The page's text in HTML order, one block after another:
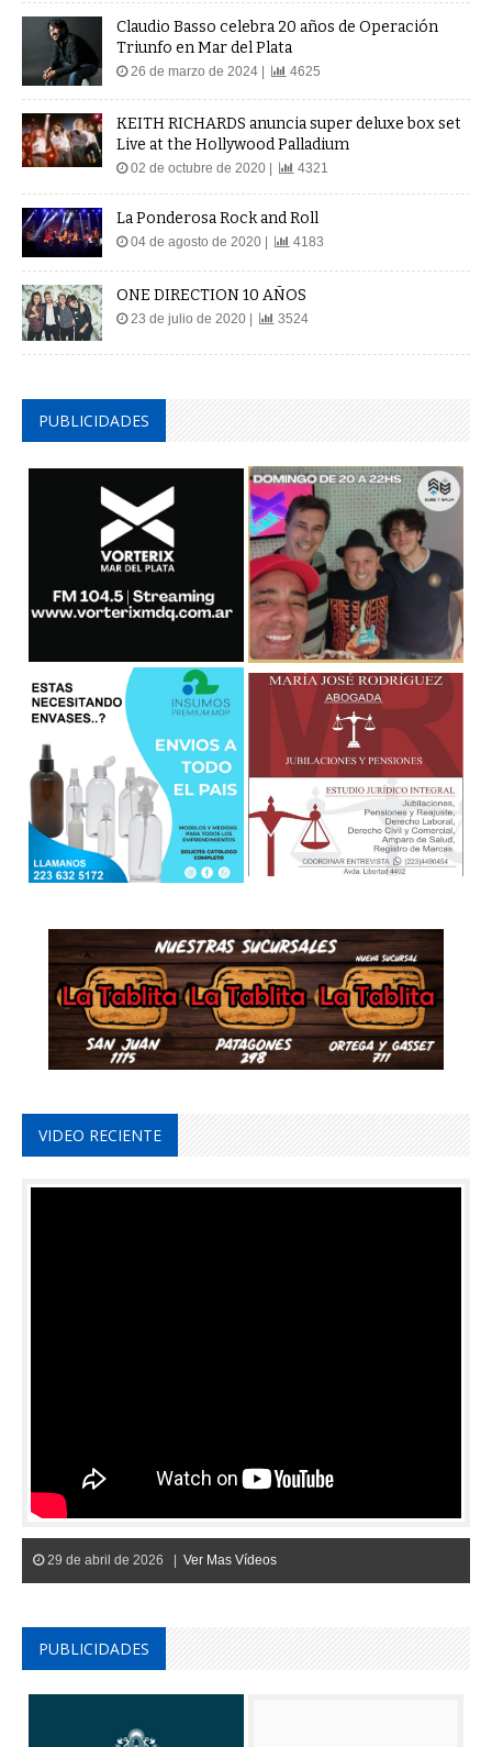
Claudio Basso celebra 20 años de Operación
Triunfo en Mar del Plata
26 de marzo de 2024 | 4625
KEITH RICHARDS anuncia super deluxe box set
Live at the Hollywood Palladium
02 de octubre de 2020 | 4321
La Ponderosa Rock and Roll
04 de agosto de 2020 | 4183
ONE DIRECTION 10 AÑOS
23 de julio de 2020 | 3524
PUBLICIDADES
VIDEO RECIENTE
29 de abril de 2026 | Ver Mas Vídeos
PUBLICIDADES